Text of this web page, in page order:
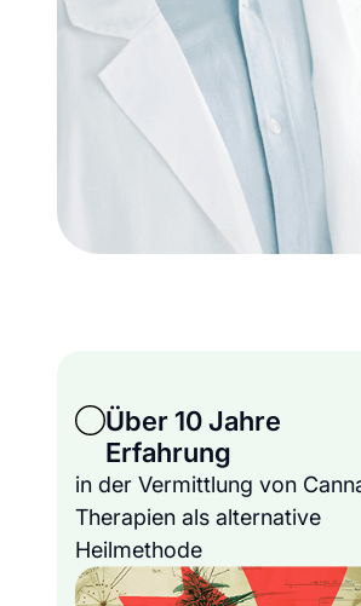
Über 10 Jahre
Erfahrung
in der Vermittlung von
Therapien als alternative
Heilmethode